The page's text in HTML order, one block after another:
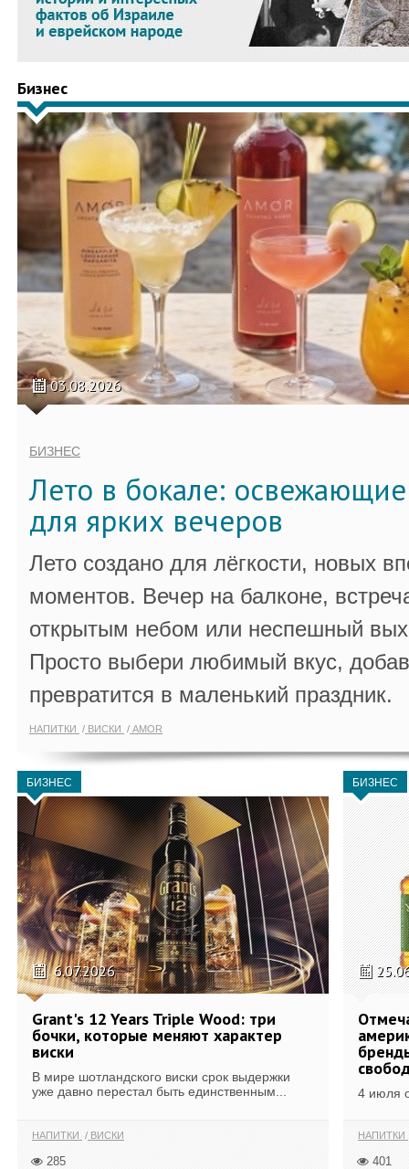
Бизнес
03.08.2026
БИЗНЕС
Лето в бокале:
для ярких вечеров
Лето создано для лёгкости, новых
моментов. Вечер на балконе,
открытым небом или неспешный
Просто выбери любимый вкус,
превратится в маленький праздник.
НАПИТКИ ВИСКИ AMOR
БИЗНЕС
6.07.2026
Grant's 12 Years Triple Wood: три
бочки, которые меняют характер
виски
В мире шотландского виски срок выдержки
уже давно перестал быть единственным...
НАПИТКИ ВИСКИ
285
БИЗНЕС
4 июля
НАПИТКИ
401